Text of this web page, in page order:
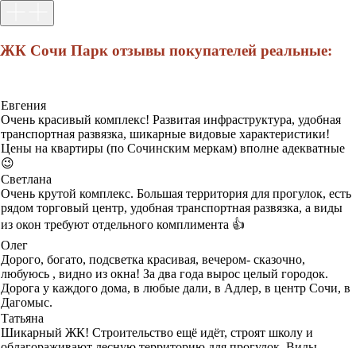
ЖК Сочи Парк отзывы покупателей реальные:
Евгения
Очень красивый комплекс! Развитая инфраструктура, удобная
транспортная развязка, шикарные видовые характеристики!
Цены на квартиры (по Сочинским меркам) вполне адекватные
😉
Светлана
Очень крутой комплекс. Большая территория для прогулок, есть
рядом торговый центр, удобная транспортная развязка, а виды
из окон требуют отдельного комплимента 👍
Олег
Дорого, богато, подсветка красивая, вечером- сказочно,
любуюсь , видно из окна! За два года вырос целый городок.
Дорога у каждого дома, в любые дали, в Адлер, в центр Сочи, в
Дагомыс.
Татьяна
Шикарный ЖК! Строительство ещё идёт, строят школу и